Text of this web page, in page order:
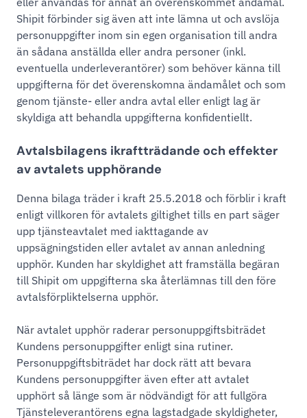
Shipit förbinder sig även att inte lämna ut och avslöja
personuppgifter inom sin egen organisation till andra
än sådana anställda eller andra personer (inkl.
eventuella underleverantörer) som behöver känna till
uppgifterna för det överenskomna ändamålet och som
genom tjänste- eller andra avtal eller enligt lag är
skyldiga att behandla uppgifterna konfidentiellt.
Avtalsbilagens ikraftträdande och effekter
av avtalets upphörande
Denna bilaga träder i kraft 25.5.2018 och förblir i kraft
enligt villkoren för avtalets giltighet tills en part säger
upp tjänsteavtalet med iakttagande av
uppsägningstiden eller avtalet av annan anledning
upphör. Kunden har skyldighet att framställa begäran
till Shipit om uppgifterna ska återlämnas till den före
avtalsförpliktelserna upphör.
När avtalet upphör raderar personuppgiftsbiträdet
Kundens personuppgifter enligt sina rutiner.
Personuppgiftsbiträdet har dock rätt att bevara
Kundens personuppgifter även efter att avtalet
upphört så länge som är nödvändigt för att fullgöra
Tjänsteleverantörens egna lagstadgade skyldigheter,